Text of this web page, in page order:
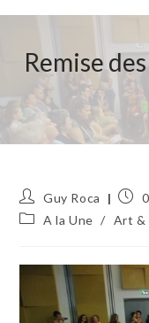
Remise
Auteur/autrice
de
Guy Roca
PostA la Une / Art &